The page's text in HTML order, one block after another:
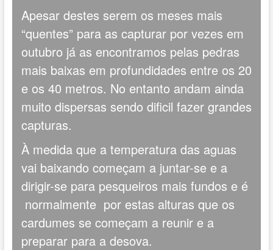
Apesar destes serem os meses mais
“quentes” para as capturar por vezes em
outubro já as encontramos pelas pedras
mais baixas em profundidades entre os 20
e os 40 metros. No entanto andam ainda
muito dispersas sendo dificil fazer grandes
capturas.
À medida que a temperatura das aguas
vai baixando começam a juntar-se e a
dirigir-se para pesqueiros mais fundos e é
normalmente por estas alturas que os
cardumes se começam a reunir e a
preparar para a desova.